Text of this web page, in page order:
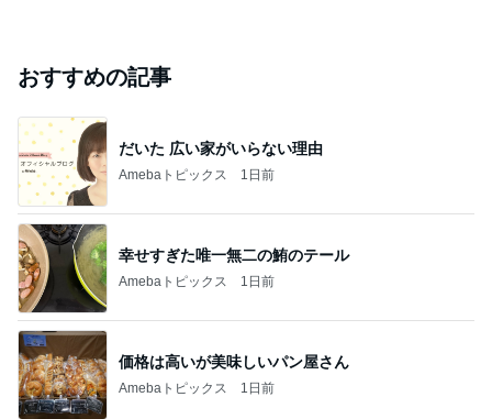
おすすめの記事
だいた 広い家がいらない理由
Amebaトピックス 1日前
幸せすぎた唯一無二の鮪のテール
Amebaトピックス 1日前
価格は高いが美味しいパン屋さん
Amebaトピックス 1日前